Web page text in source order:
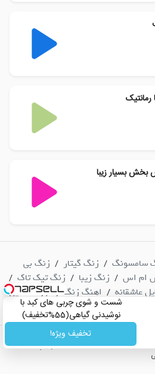
شست و شوی چربی های کبد با
نوشیدنی گیاهی(55%تخفیف)
تخفیف ویژه!
بسیار زیبا
سامسونگ / زنگ گیتار / زنگ بی
ام اس / زنگ زیبا / زنگ تیک تاک /
عاشقانه / اهنگ زنگ ارام و دلنشین
| پشتیبانی